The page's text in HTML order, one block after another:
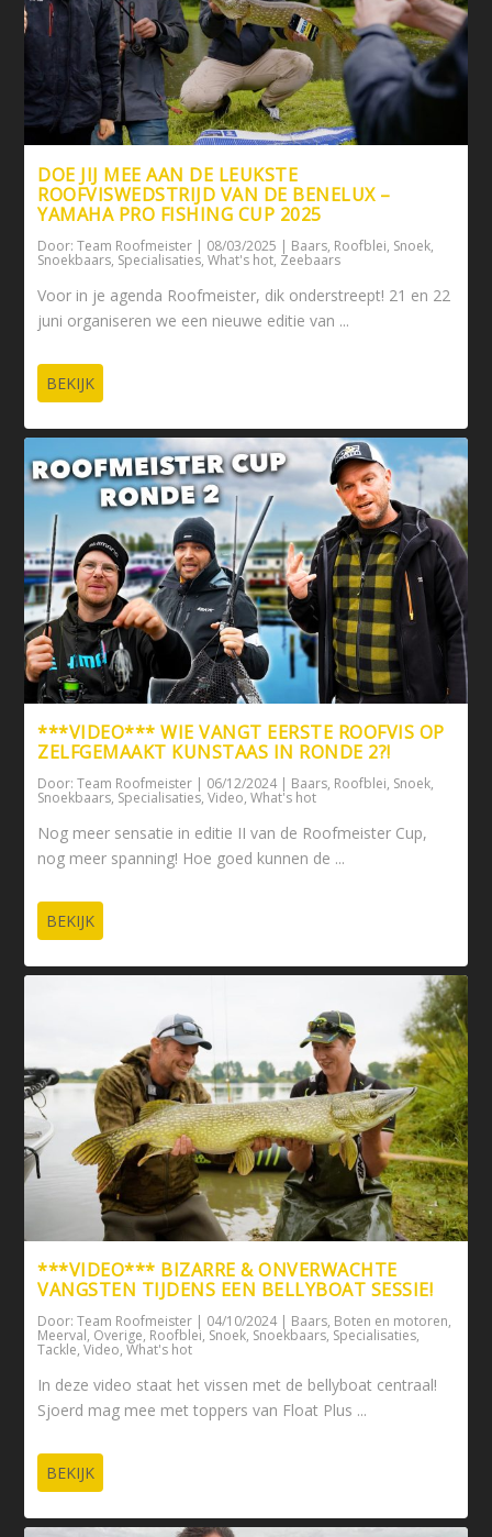
DOE JIJ MEE AAN DE LEUKSTE
ROOFVISWEDSTRIJD VAN DE BENELUX –
YAMAHA PRO FISHING CUP 2025
Door:Team Roofmeister | 08/03/2025 | Baars, Roofblei, Snoek,
Snoekbaars, Specialisaties,What's hot, Zeebaars
Voor in je agenda Roofmeister, dik onderstreept! 21 en 22
juni organiseren we een nieuwe editie van ...
BEKIJK
***VIDEO*** WIE VANGT EERSTE ROOFVIS OP
ZELFGEMAAKT KUNSTAAS IN RONDE 2?!
Door:Team Roofmeister | 06/12/2024 | Baars, Roofblei, Snoek,
Snoekbaars, Specialisaties,Video,What's hot
Nog meer sensatie in editie II van de Roofmeister Cup,
nog meer spanning! Hoe goed kunnen de ...
BEKIJK
***VIDEO*** BIZARRE & ONVERWACHTE
VANGSTEN TIJDENS EEN BELLYBOAT SESSIE!
Door:Team Roofmeister | 04/10/2024 | Baars, Boten en motoren,
Meerval, Overige, Roofblei, Snoek, Snoekbaars, Specialisaties,
Tackle,Video,What's hot
In deze video staat het vissen met de bellyboat centraal!
Sjoerd mag mee met toppers van Float Plus ...
BEKIJK